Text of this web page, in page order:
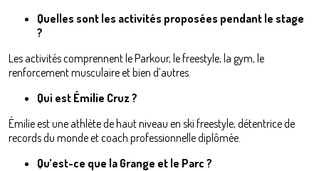
Quelles sont les activités proposées pendant le stage
?
Les activités comprennent le Parkour, le freestyle, la gym, le
renforcement musculaire et bien d’autres.
Qui est Émilie Cruz ?
Émilie est une athlète de haut niveau en ski freestyle, détentrice de
records du monde et coach professionnelle diplômée.
Qu’est-ce que la Grange et le Parc ?